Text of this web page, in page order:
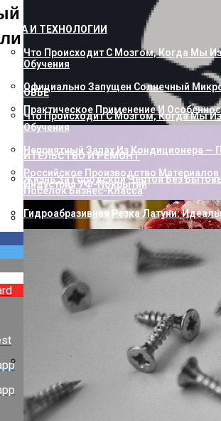
Как Пополнить Стим: Способы,
НАУКА И ТЕХНОЛОГИИ
Что Происходит С Мозгом, Когда Мы
Обучения
Официально Запущен Солнечный
Практическое Применение И
Насколько Близки Латынь И
Лингвистическое Исследование
ЗДОРОВЬЕ
Что Происходит С Мозгом, Когда Мы
Обучения
Неприятный Запах Из Кондиционера —
Российское Производство
Индустрия УФ-Покрытий
СТРОИТЕЛЬСТВО И РЕМОНТ
Жизнь За Городской Чертой Без
Посёлок Бизнес-Класса
Гидроабразивная Резка Латуни:
Смартфон Xiaomi 14
На Качественном